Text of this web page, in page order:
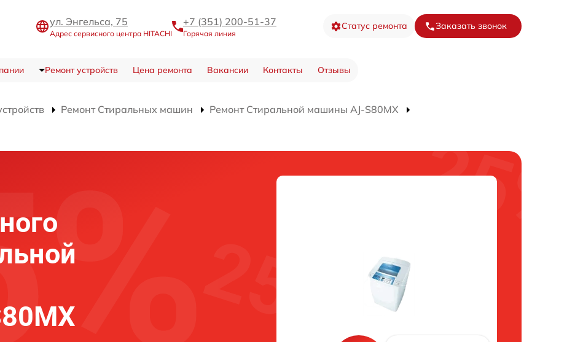
ул. Энгельса, 75
Адрес сервисного центра HITACHI
+7 (351) 200-51-37
Горячая линия
Статус ремонта Заказать звонок
Ремонт устройств Цена ремонта Вакансии Контакты Отзывы
Ремонт Стиральных машин
Ремонт Стиральной машины AJ-S80MX